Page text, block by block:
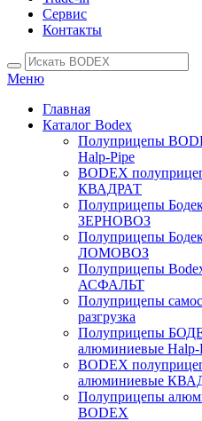
Сервис
Контакты
Меню
Главная
Каталог Bodex
Полуприцепы
Нalp-Pipe
BODEX
КВАДРАТ
Полуприцепы
ЗЕРНОВОЗ
Полуприцепы
ЛОМОВОЗ
Полуприцепы
АСФАЛЬТ
Полуприцепы
разгрузка
Полуприцепы
алюминиевые Нalp-
BODEX
алюминиевые
Полуприцепы
BODEX